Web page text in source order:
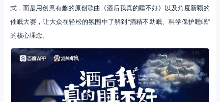
式，而是用创意有趣的原创歌曲《酒后我真的睡不好》以及角度新颖的
催眠大赛，让大众在轻松的氛围中了解到“酒精不助眠、科学保护睡眠”
的核心理念。